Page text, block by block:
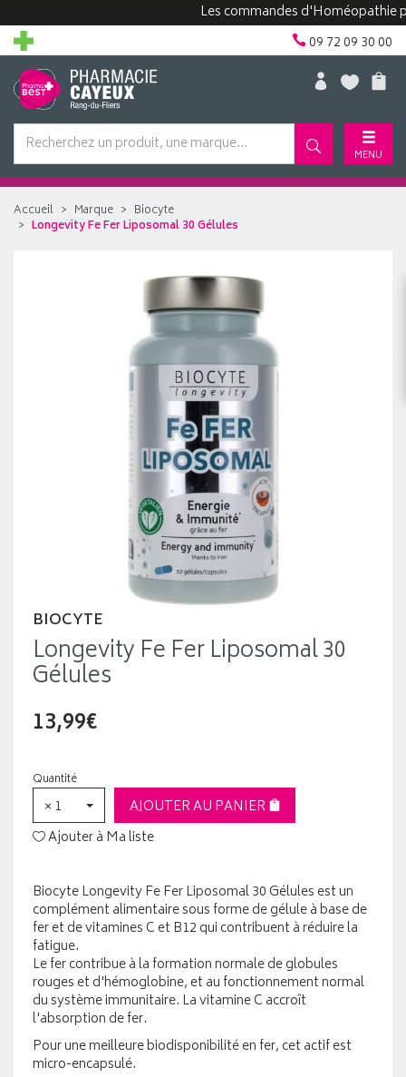
Les commandes d'Homéopathie
09 72 09 30 00
MENU
Accueil Marque
Biocyte
Longevity Fe Fer Liposomal 30 Gélules
BIOCYTE
Longevity Fe Fer Liposomal 30
Gélules
13,99€
Quantité
× 1
AJOUTER AU PANIER
Ajouter à Ma liste
Biocyte Longevity Fe Fer Liposomal 30 Gélules est un
complément alimentaire sous forme de gélule à base de
fer et de vitamines C et B12 qui contribuent à réduire la
fatigue.
Le fer contribue à la formation normale de globules
rouges et d'hémoglobine, et au fonctionnement normal
du système immunitaire. La vitamine C accroît
l'absorption de fer.
Pour une meilleure biodisponibilité en fer, cet actif est
micro-encapsulé.